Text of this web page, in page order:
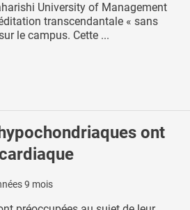
University of Management
transcendantale « sans
le campus. Cette ...
ont
9 mois